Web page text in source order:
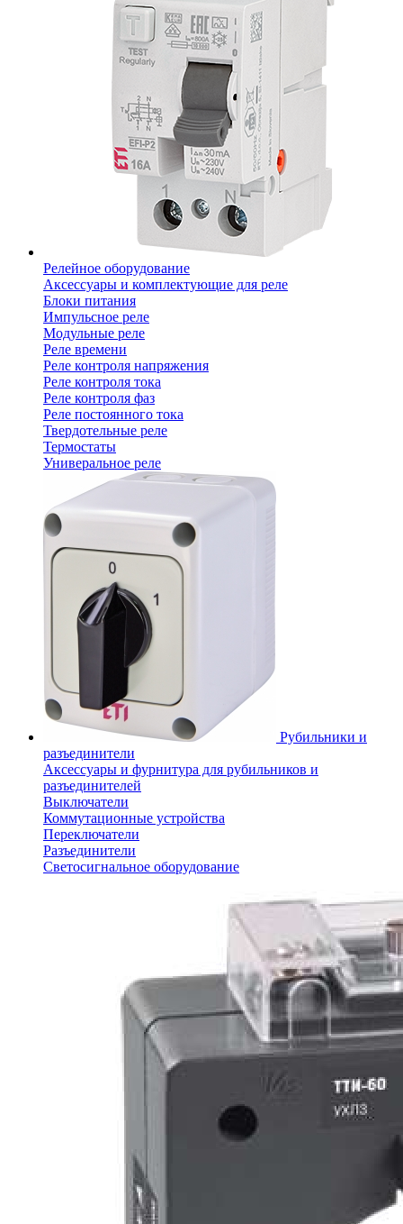
Релейное оборудование
Аксессуары и комплектующие для реле
Блоки питания
Импульсное реле
Модульные реле
Реле времени
Реле контроля напряжения
Реле контроля тока
Реле контроля фаз
Реле постоянного тока
Твердотельные реле
Термостаты
Универальное реле
Рубильники и
разъединители
Аксессуары и фурнитура для рубильников и
разъединителей
Выключатели
Коммутационные устройства
Переключатели
Разъединители
Светосигнальное оборудование